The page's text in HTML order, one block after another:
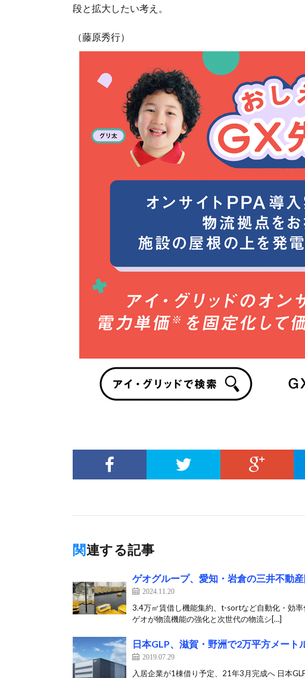
段と拡大したい考え。
（藤原秀行）
関連する記事
ゲオグループ、愛知・岩倉の三井不動
2024.11.20
3.4万㎡賃借し機能集約、t-sortなど自動化・効
ゲオが物流機能の強化と次世代の物流シ[…]
日本GLP、滋賀・野洲で2万平方メート
2019.07.29
入居企業が1棟借り予定、21年3月完成へ 日本